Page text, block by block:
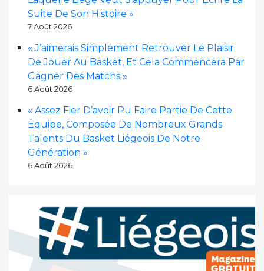
Suite De Son Histoire »
7 Août 2026
« J’aimerais Simplement Retrouver Le Plaisir
De Jouer Au Basket, Et Cela Commencera Par
Gagner Des Matchs »
6 Août 2026
« Assez Fier D’avoir Pu Faire Partie De Cette
Équipe, Composée De Nombreux Grands
Talents Du Basket Liégeois De Notre
Génération »
6 Août 2026